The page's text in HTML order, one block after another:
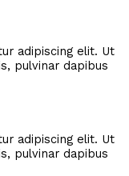
adipiscing elit. Ut
pulvinar dapibus
adipiscing elit. Ut
pulvinar dapibus